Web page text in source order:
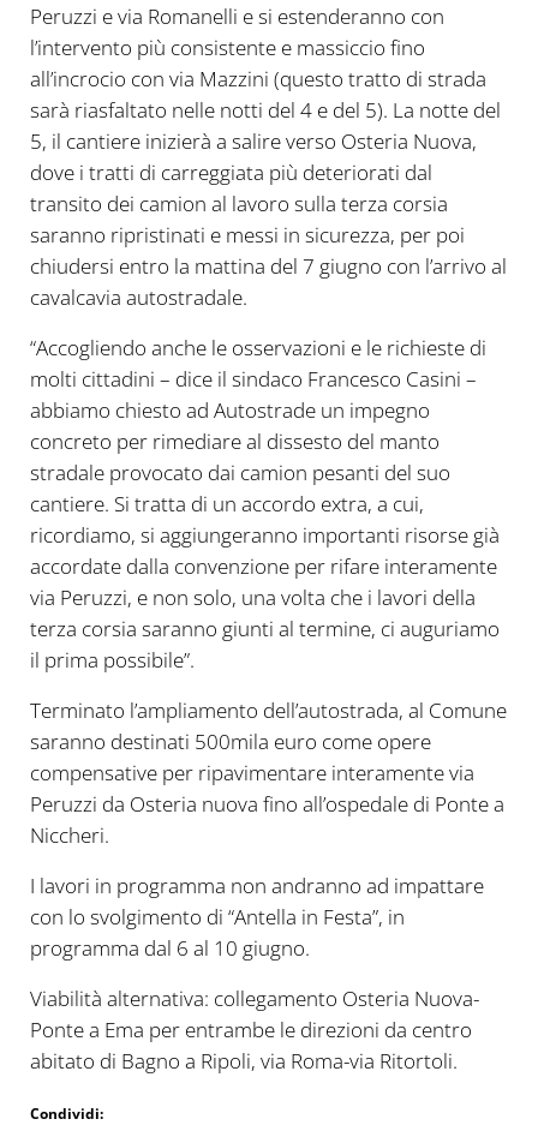
Peruzzi e via Romanelli e si estenderanno con
l’intervento più consistente e massiccio fino
all’incrocio con via Mazzini (questo tratto di strada
sarà riasfaltato nelle notti del 4 e del 5). La notte del
5, il cantiere inizierà a salire verso Osteria Nuova,
dove i tratti di carreggiata più deteriorati dal
transito dei camion al lavoro sulla terza corsia
saranno ripristinati e messi in sicurezza, per poi
chiudersi entro la mattina del 7 giugno con l’arrivo al
cavalcavia autostradale.
“Accogliendo anche le osservazioni e le richieste di
molti cittadini – dice il sindaco Francesco Casini –
abbiamo chiesto ad Autostrade un impegno
concreto per rimediare al dissesto del manto
stradale provocato dai camion pesanti del suo
cantiere. Si tratta di un accordo extra, a cui,
ricordiamo, si aggiungeranno importanti risorse già
accordate dalla convenzione per rifare interamente
via Peruzzi, e non solo, una volta che i lavori della
terza corsia saranno giunti al termine, ci auguriamo
il prima possibile”.
Terminato l’ampliamento dell’autostrada, al Comune
saranno destinati 500mila euro come opere
compensative per ripavimentare interamente via
Peruzzi da Osteria nuova fino all’ospedale di Ponte a
Niccheri.
I lavori in programma non andranno ad impattare
con lo svolgimento di “Antella in Festa”, in
programma dal 6 al 10 giugno.
Viabilità alternativa: collegamento Osteria Nuova-
Ponte a Ema per entrambe le direzioni da centro
abitato di Bagno a Ripoli, via Roma-via Ritortoli.
Condividi: